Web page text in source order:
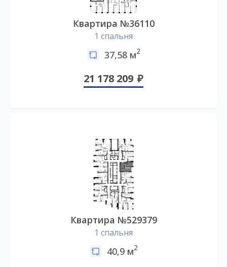
Квартира №36110
1 спальня
37,58 м2
21 178 209
Квартира №529379
1 спальня
40,9 м2